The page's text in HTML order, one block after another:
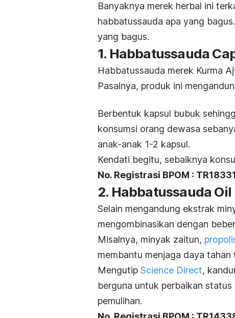
Banyaknya merek herbal ini
habbatussauda apa yang
yang bagus.
1. Habbatussauda
Habbatussauda merek Kurma
Pasalnya, produk ini
Berbentuk kapsul bubuk
konsumsi orang dewasa
anak-anak 1-2 kapsul.
Kendati begitu, sebaiknya
No. Registrasi BPOM :
2. Habbatussauda
Selain mengandung ekstrak
mengombinasikan dengan
Misalnya, minyak zaitun,
membantu menjaga daya tahan
Mengutip Science Direct,
berguna untuk perbaikan
pemulihan.